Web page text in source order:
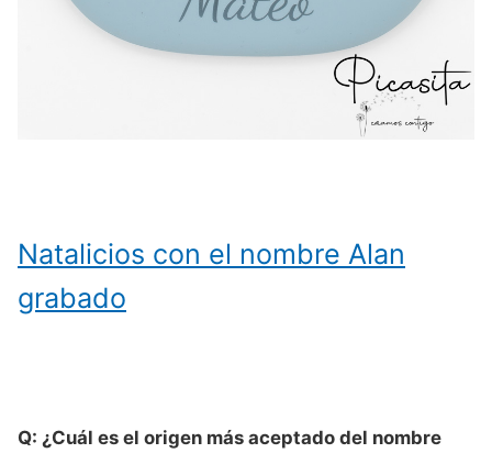
Natalicios con el nombre Alan
grabado
Q: ¿Cuál es el origen más aceptado del nombre